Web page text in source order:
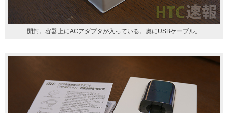
開封。容器上にACアダプタが入っている。奥にUSBケーブル。